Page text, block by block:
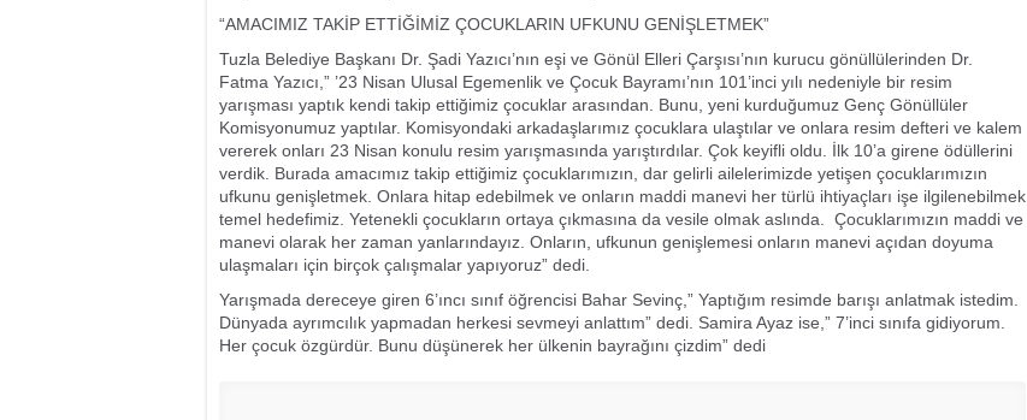
“AMACIMIZ TAKİP ETTİĞİMİZ ÇOCUKLARIN UFKUNU GENİŞLETMEK”
Tuzla Belediye Başkanı Dr. Şadi Yazıcı’nın eşi ve Gönül Elleri Çarşısı’nın kurucu gönüllülerinden Dr.
Fatma Yazıcı,” ’23 Nisan Ulusal Egemenlik ve Çocuk Bayramı’nın 101’inci yılı nedeniyle bir resim
yarışması yaptık kendi takip ettiğimiz çocuklar arasından. Bunu, yeni kurduğumuz Genç Gönüllüler
Komisyonumuz yaptılar. Komisyondaki arkadaşlarımız çocuklara ulaştılar ve onlara resim defteri ve kalem
vererek onları 23 Nisan konulu resim yarışmasında yarıştırdılar. Çok keyifli oldu. İlk 10’a girene ödüllerini
verdik. Burada amacımız takip ettiğimiz çocuklarımızın, dar gelirli ailelerimizde yetişen çocuklarımızın
ufkunu genişletmek. Onlara hitap edebilmek ve onların maddi manevi her türlü ihtiyaçları işe ilgilenebilmek
temel hedefimiz. Yetenekli çocukların ortaya çıkmasına da vesile olmak aslında. Çocuklarımızın maddi ve
manevi olarak her zaman yanlarındayız. Onların, ufkunun genişlemesi onların manevi açıdan doyuma
ulaşmaları için birçok çalışmalar yapıyoruz” dedi.
Yarışmada dereceye giren 6’ıncı sınıf öğrencisi Bahar Sevinç,” Yaptığım resimde barışı anlatmak istedim.
Dünyada ayrımcılık yapmadan herkesi sevmeyi anlattım” dedi. Samira Ayaz ise,” 7’inci sınıfa gidiyorum.
Her çocuk özgürdür. Bunu düşünerek her ülkenin bayrağını çizdim” dedi